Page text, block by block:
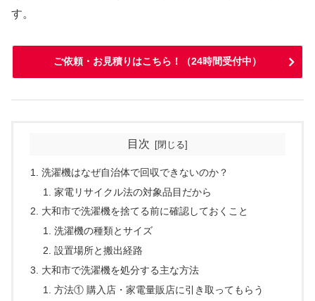
す。
ご依頼・お見積りはこちら！（24時間受付中）
目次
洗濯機はなぜ自治体で回収できないのか？
家電リサイクル法の対象品目だから
大和市で洗濯機を捨てる前に確認しておくこと
洗濯機の種類とサイズ
設置場所と搬出経路
大和市で洗濯機を処分する主な方法
方法① 購入店・家電量販店に引き取ってもらう